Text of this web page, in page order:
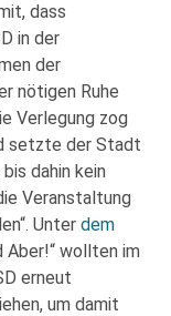
dass
in der
der
nötigen Ruhe
Verlegung zog
setzte der Stadt
dahin kein
Veranstaltung
Unter dem
Aber!“ wollten im
erneut
um damit